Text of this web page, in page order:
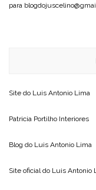
para
Site do Luis Antonio Lima
Patricia Portilho Interiores
Blog do Luis Antonio Lima
Site oficial do Luis Antonio